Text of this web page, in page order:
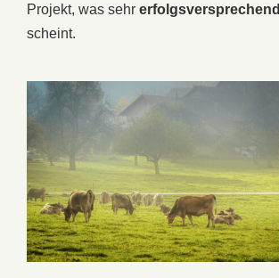
Projekt, was sehr erfolgsversprechend
scheint.